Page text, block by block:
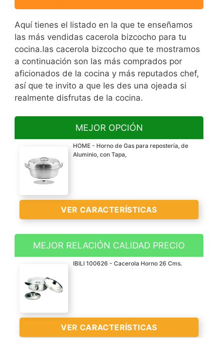
Aquí tienes el listado en la que te enseñamos
las más vendidas cacerola bizcocho para tu
cocina.las cacerola bizcocho que te mostramos
a continuación son las más comprados por
aficionados de la cocina y más reputados chef,
así que te invito a que les des una ojeada si
realmente disfrutas de la cocina.
MEJOR OPCIÓN
HOME - Horno de Gas para repostería, de
Aluminio, con Tapa,
VER CARACTERÍSTICAS
Cocina las tartas
directamente en la
cocina.
Adecuado para pasteles,
carne o incluso pasta.
CARACTERÍSTICAS
>
MEJOR RELACIÓN CALIDAD PRECIO
IBILI 100626 - Cacerola Horno 26 Cms.
VER CARACTERÍSTICAS